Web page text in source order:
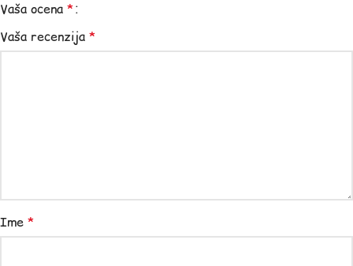
Vaša ocena *
Vaša recenzija *
Ime *